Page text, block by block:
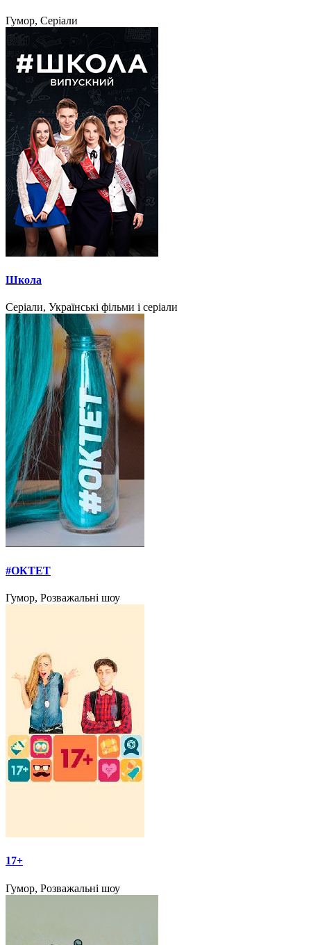
Гумор, Серіали
Школа
Серіали, Українські фільми і серіали
#ОКТЕТ
Гумор, Розважальні шоу
17+
Гумор, Розважальні шоу